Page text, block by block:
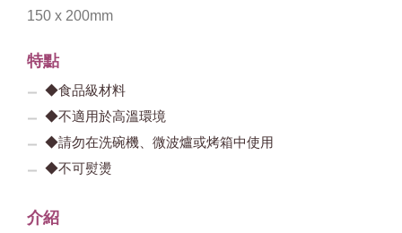
150 x 200mm
特點
◆食品級材料
◆不適用於高溫環境
◆請勿在洗碗機、微波爐或烤箱中使用
◆不可熨燙
介紹